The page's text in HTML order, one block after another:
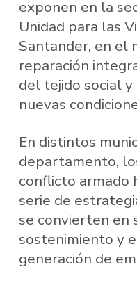
exponen en la
Unidad para las
Santander, en el
reparación
del tejido social y
nuevas
En distintos
departamento,
conflicto armado
serie de
se convierten en
sostenimiento y
generación de